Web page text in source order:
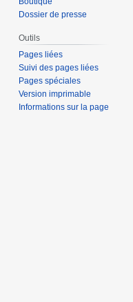
Dossier de presse
Outils
Pages liées
Suivi des pages liées
Pages spéciales
Version imprimable
Informations sur la page